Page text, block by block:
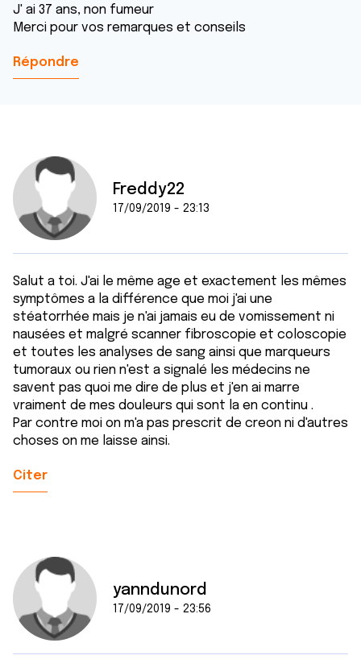
J' ai 37 ans, non fumeur
Merci pour vos remarques et conseils
Répondre
Freddy22
17/09/2019 - 23:13
Salut a toi. J'ai le même age et exactement les mêmes
symptômes a la différence que moi j'ai une
stéatorrhée mais je n'ai jamais eu de vomissement ni
nausées et malgré scanner fibroscopie et coloscopie
et toutes les analyses de sang ainsi que marqueurs
tumoraux ou rien n'est a signalé les médecins ne
savent pas quoi me dire de plus et j'en ai marre
vraiment de mes douleurs qui sont la en continu .
Par contre moi on m'a pas prescrit de creon ni d'autres
choses on me laisse ainsi.
Citer
yanndunord
17/09/2019 - 23:56